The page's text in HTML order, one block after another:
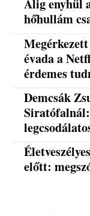
Alig enyhül
hőhullám
évada a
érdemes
Demcsák
előtt: